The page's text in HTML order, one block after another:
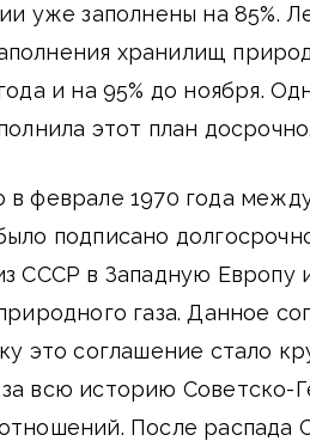
уже заполнены на 85%.
хранилищ
и на 95% до ноября.
этот план досрочно.
феврале 1970 года
подписано
СССР в Западную Европу
газа. Данное
это соглашение стало
всю историю Советско-
После распада